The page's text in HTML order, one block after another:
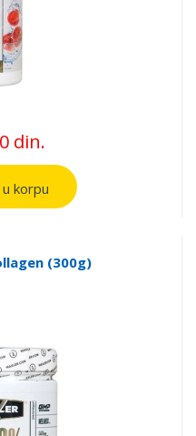
din.
korpu
(300g)